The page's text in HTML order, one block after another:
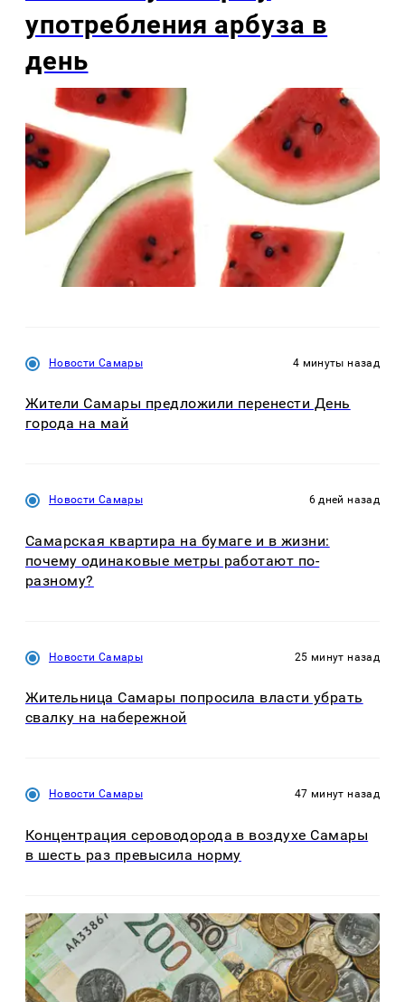
употребления арбуза в
день
Новости Самары 4 минуты назад
Жители Самары предложили перенести День
города на май
Новости Самары 6 дней назад
Самарская квартира на бумаге и в жизни:
почему одинаковые метры работают по-
разному?
Новости Самары 25 минут назад
Жительница Самары попросила власти убрать
свалку на набережной
Новости Самары 47 минут назад
Концентрация сероводорода в воздухе Самары
в шесть раз превысила норму